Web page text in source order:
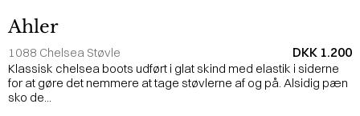
Ahler
1088 Chelsea Støvle DKK 1.200
Klassisk chelsea boots udført i glat skind med elastik i siderne
for at gøre det nemmere at tage støvlerne af og på. Alsidig pæn
sko de...